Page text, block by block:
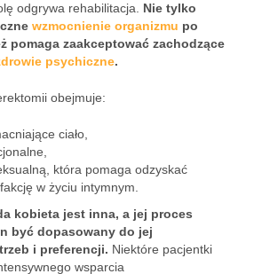
odgrywa rehabilitacja. Nie tylko
wzmocnienie organizmu po
pomaga zaakceptować zachodzące
psychiczne.
obejmuje:
ciało,
która pomaga odzyskać
w życiu intymnym.
kobieta jest inna, a jej proces
być dopasowany do jej
i preferencji. Niektóre pacjentki
wsparcia